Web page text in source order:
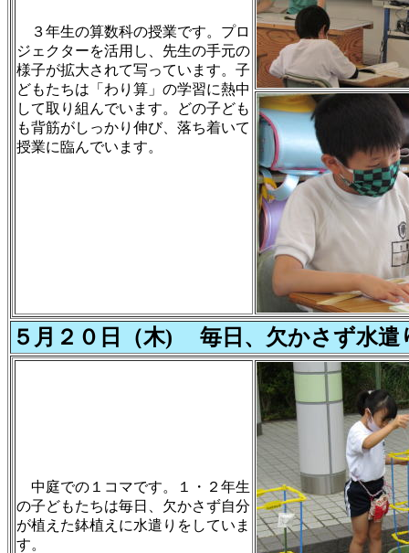
３年生の算数科の授業です。プロ
ジェクターを活用し、先生の手元の
様子が拡大されて写っています。子
どもたちは「わり算」の学習に熱中
して取り組んでいます。どの子ども
も背筋がしっかり伸び、落ち着いて
授業に臨んでいます。
５月２０日（木) 毎日、欠かさず水遣
中庭での１コマです。１・２年生
の子どもたちは毎日、欠かさず自分
が植えた鉢植えに水遣りをしていま
す。